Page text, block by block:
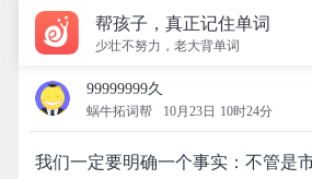
帮孩子，真正记住单词
少壮不努力，老大背单词
99999999久
蜗牛拓词帮 10月23日 10时24分
我们一定要明确一个事实：不管是